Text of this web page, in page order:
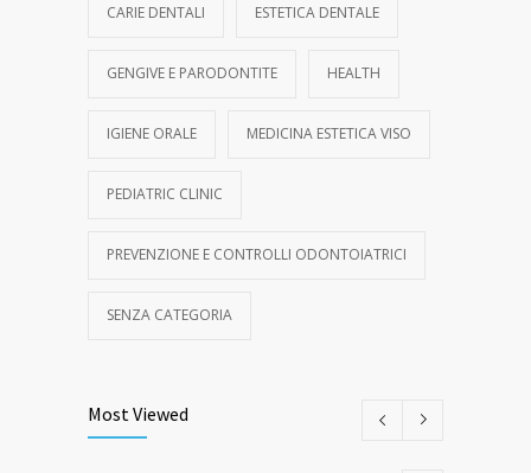
CARIE DENTALI ESTETICA DENTALE
GENGIVE E PARODONTITE HEALTH
IGIENE ORALE MEDICINA ESTETICA VISO
PEDIATRIC CLINIC
PREVENZIONE E CONTROLLI ODONTOIATRICI
SENZA CATEGORIA
Most Viewed